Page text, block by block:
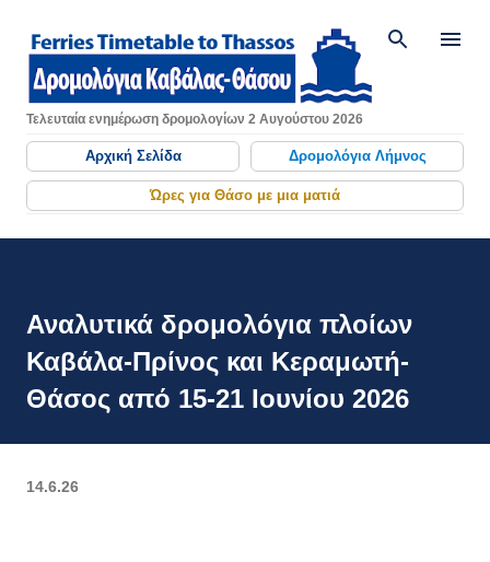
Μετάβαση στο κύριο περιεχόμενο
Τελευταία ενημέρωση δρομολογίων 2 Αυγούστου 2026
Αρχική Σελίδα Δρομολόγια Λήμνος
Ώρες για Θάσο με μια ματιά
Αναλυτικά δρομολόγια πλοίων
Καβάλα-Πρίνος και Κεραμωτή-
Θάσος από 15-21 Ιουνίου 2026
14.6.26